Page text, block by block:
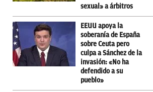
sexual» a árbitros
EEUU apoya la
soberanía de España
sobre Ceuta pero
culpa a Sánchez de la
invasión: «No ha
defendido a su
pueblo»